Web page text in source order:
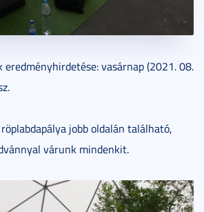
vasárnap (2021. 08.
jobb oldalán található,
várunk mindenkit.